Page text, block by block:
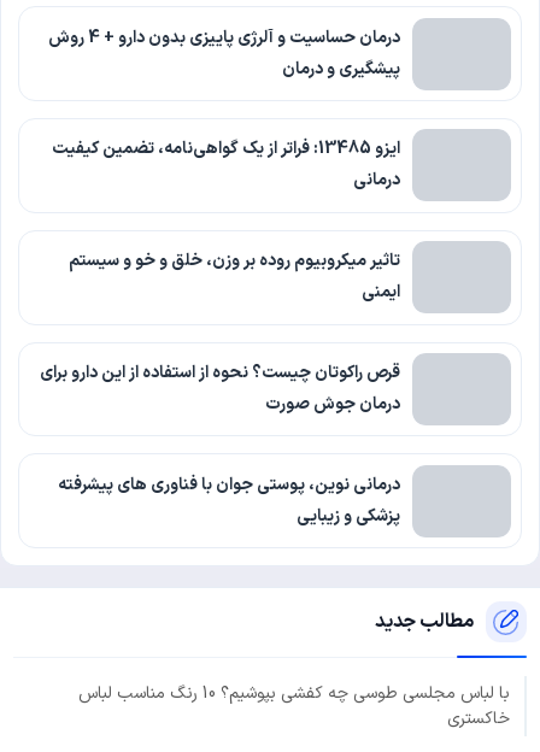
درمان حساسیت و آلرژی پاییزی بدون دارو + 4 روش
پیشگیری و درمان
ایزو 13485: فراتر از یک گواهی‌نامه، تضمین کیفیت
درمانی
تاثیر میکروبیوم روده بر وزن، خلق و خو و سیستم
ایمنی
قرص راکوتان چیست؟ نحوه از استفاده از این دارو برای
درمان جوش صورت
درمانی نوین، پوستی جوان با فناوری‌ های پیشرفته
پزشکی و زیبایی
مطالب جدید
با لباس مجلسی طوسی چه کفشی بپوشیم؟ 10 رنگ مناسب لباس
خاکستری